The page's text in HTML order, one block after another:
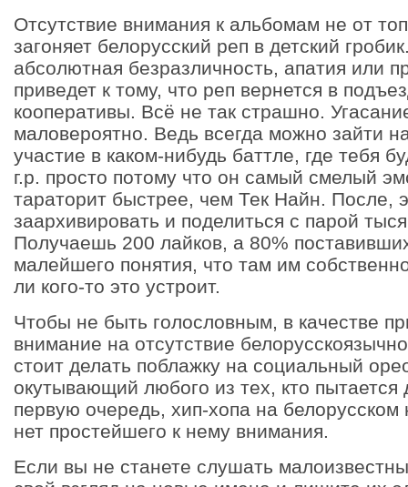
Отсутствие внимания к альбомам не от
загоняет белорусский реп в детский
абсолютная безразличность, апатия или
приведет к тому, что реп вернется в
кооперативы. Всё не так страшно.
маловероятно. Ведь всегда можно зайти
участие в каком-нибудь баттле, где тебя
г.р. просто потому что он самый смелый
тараторит быстрее, чем Тек Найн. После,
заархивировать и поделиться с парой
Получаешь 200 лайков, а 80%
малейшего понятия, что там им
ли кого-то это устроит.
Чтобы не быть голословным, в качестве
внимание на отсутствие
стоит делать поблажку на социальный
окутывающий любого из тех, кто
первую очередь, хип-хопа на белорусском
нет простейшего к нему внимания.
Если вы не станете слушать